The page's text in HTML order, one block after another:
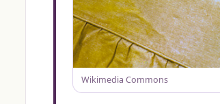
Wikimedia Commons